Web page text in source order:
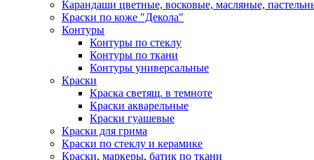
Карандаши цветные, восковые, масляные,
Краски по коже "Декола"
Контуры
Контуры по стеклу
Контуры по ткани
Контуры универсальные
Краски
Краска светящ. в темноте
Краски акварельные
Краски гуашевые
Краски для грима
Краски по стеклу и керамике
Краски, маркеры, батик по ткани